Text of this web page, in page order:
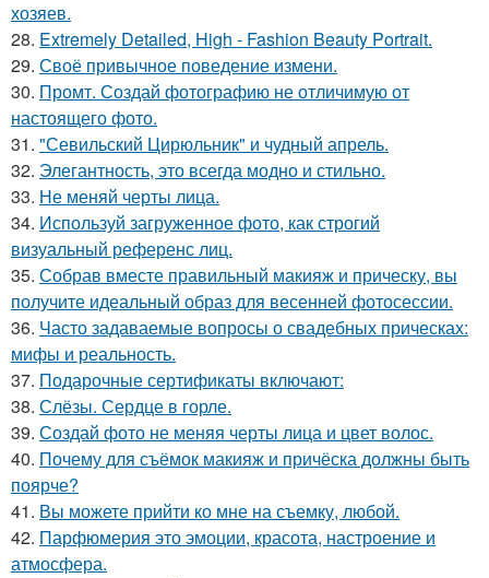
хозяев.
28. Extremely Detailed, High - Fashion Beauty Portrait.
29. Своё привычное поведение измени.
30. Промт. Создай фотографию не отличимую от
настоящего фото.
31. "Севильский Цирюльник" и чудный апрель.
32. Элегантность, это всегда модно и стильно.
33. Не меняй черты лица.
34. Используй загруженное фото, как строгий
визуальный референс лиц.
35. Собрав вместе правильный макияж и прическу, вы
получите идеальный образ для весенней фотосессии.
36. Часто задаваемые вопросы о свадебных прическах:
мифы и реальность.
37. Подарочные сертификаты включают:
38. Слёзы. Сердце в горле.
39. Создай фото не меняя черты лица и цвет волос.
40. Почему для съёмок макияж и причёска должны быть
поярче?
41. Вы можете прийти ко мне на съемку, любой.
42. Парфюмерия это эмоции, красота, настроение и
атмосфера.